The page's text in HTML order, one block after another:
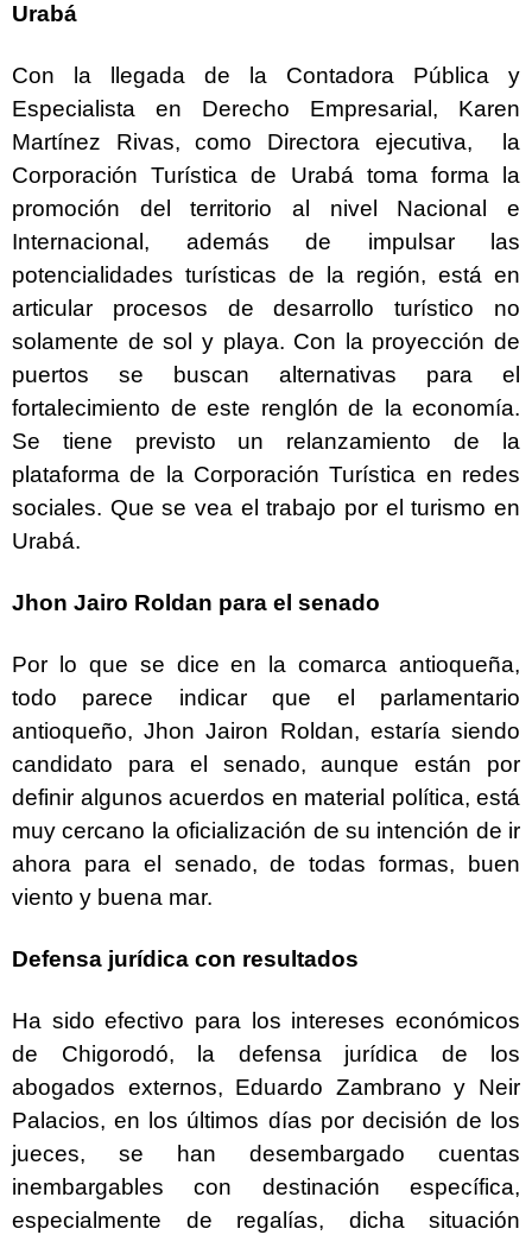
Urabá
Con la llegada de la Contadora Pública y
Especialista en Derecho Empresarial, Karen
Martínez Rivas, como Directora ejecutiva, la
Corporación Turística de Urabá toma forma la
promoción del territorio al nivel Nacional e
Internacional, además de impulsar las
potencialidades turísticas de la región, está en
articular procesos de desarrollo turístico no
solamente de sol y playa. Con la proyección de
puertos se buscan alternativas para el
fortalecimiento de este renglón de la economía.
Se tiene previsto un relanzamiento de la
plataforma de la Corporación Turística en redes
sociales. Que se vea el trabajo por el turismo en
Urabá.
Jhon Jairo Roldan para el senado
Por lo que se dice en la comarca antioqueña,
todo parece indicar que el parlamentario
antioqueño, Jhon Jairon Roldan, estaría siendo
candidato para el senado, aunque están por
definir algunos acuerdos en material política, está
muy cercano la oficialización de su intención de ir
ahora para el senado, de todas formas, buen
viento y buena mar.
Defensa jurídica con resultados
Ha sido efectivo para los intereses económicos
de Chigorodó, la defensa jurídica de los
abogados externos, Eduardo Zambrano y Neir
Palacios, en los últimos días por decisión de los
jueces, se han desembargado cuentas
inembargables con destinación específica,
especialmente de regalías, dicha situación